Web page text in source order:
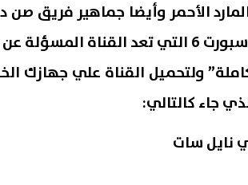
الأحمر وأيضا جماهير فريق صن
بث المباراة علي قناة بي ان سبورت 6 التي تعد
ولتحميل القناة علي جهازك
جاء كالتالي: